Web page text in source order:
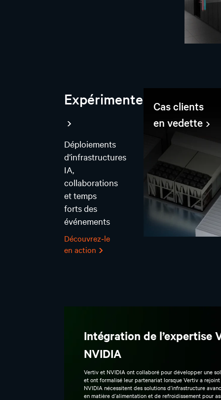
Expérimentez
Déploiements
d’infrastructures
IA,
collaborations
et temps
forts des
événements
Découvrez‑le
en action
Cas clients
en vedette
Intégration de l’expertise
NVIDIA
Vertiv et NVIDIA ont collaboré pour développer une
et ont formalisé leur partenariat lorsque Vertiv a
NVIDIA nécessitent des solutions d’infrastructure
en matière d’alimentation et de refroidissement pour